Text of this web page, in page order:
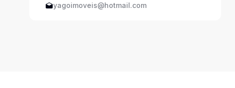
yagoimoveis@hotmail.com